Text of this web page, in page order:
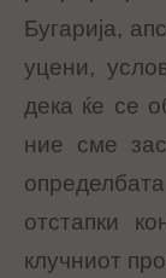
Бугарија,
уцени,
дека ќе се
ние сме
отстапки
клучниот